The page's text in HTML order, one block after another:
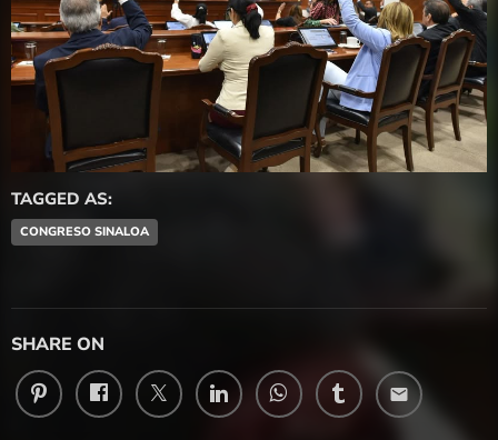
TAGGED AS:
CONGRESO SINALOA
SHARE ON
email